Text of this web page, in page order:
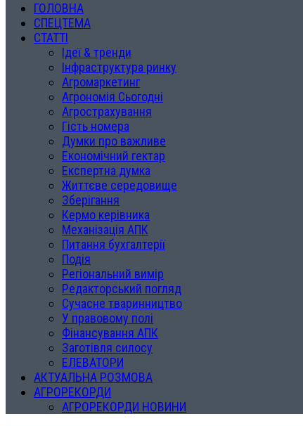
ГОЛОВНА
СПЕЦТЕМА
СТАТТІ
Ідеї & тренди
Інфраструктура ринку
Агромаркетинг
Агрономія Сьогодні
Агрострахування
Гість номера
Думки про важливе
Економічний гектар
Експертна думка
Життєве середовище
Зберігання
Кермо керівника
Механізація АПК
Питання бухгалтерії
Подія
Регіональний вимір
Редакторський погляд
Сучасне тваринництво
У правовому полі
Фінансування АПК
Заготівля силосу
ЕЛЕВАТОРИ
АКТУАЛЬНА РОЗМОВА
АГРОРЕКОРДИ
АГРОРЕКОРДИ НОВИНИ